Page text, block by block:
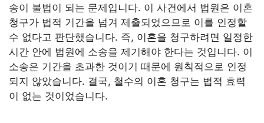
송이 불법이 되는 문제입니다. 이 사건에서 법원은 이혼
청구가 법적 기간을 넘겨 제출되었으므로 이를 인정할
수 없다고 판단했습니다. 즉, 이혼을 청구하려면 일정한
시간 안에 법원에 소송을 제기해야 한다는 것입니다. 이
소송은 기간을 초과한 것이기 때문에 원칙적으로 인정
되지 않았습니다. 결국, 철수의 이혼 청구는 법적 효력
이 없는 것이었습니다.